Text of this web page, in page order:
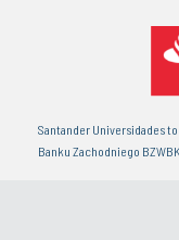
Santander Universidades
Banku Zachodniego